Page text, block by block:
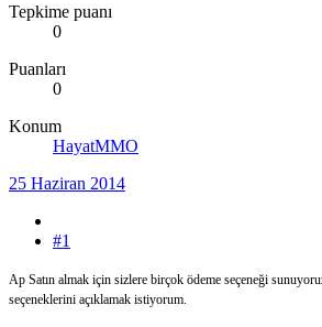
Tepkime puanı
0
Puanları
0
Konum
HayatMMO
25 Haziran 2014
#1
Ap Satın almak için sizlere birçok ödeme seçeneği
seçeneklerini açıklamak istiyorum.